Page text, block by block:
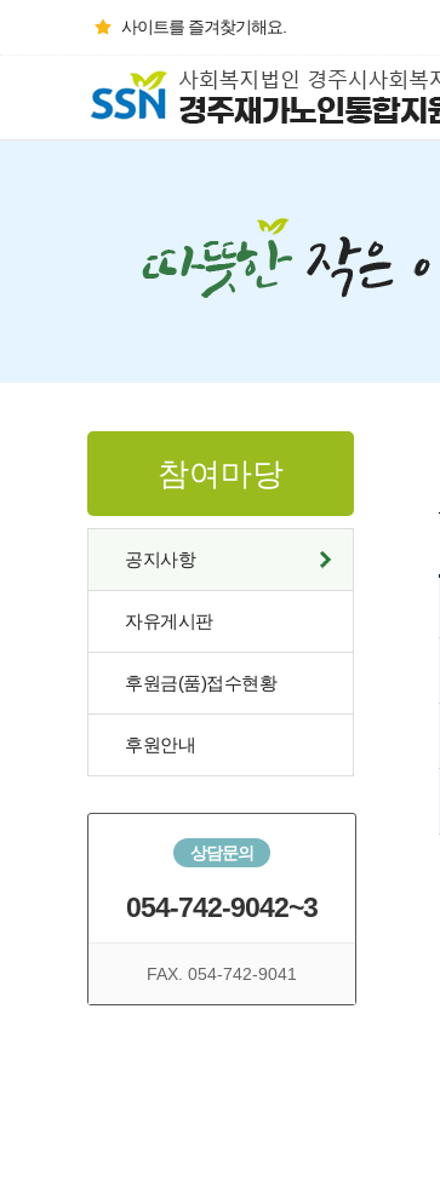
사이트를 즐겨찾기해요.
참여마당
공지사항
자유게시판
후원금(품)접수현황
후원안내
상담문의
054-742-9042~3
FAX. 054-742-9041